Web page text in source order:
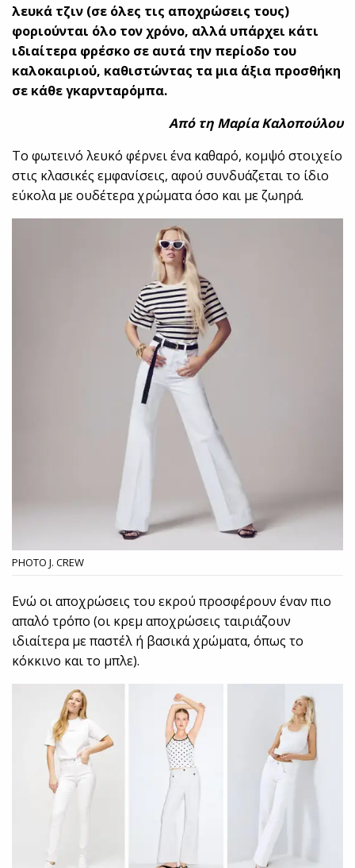
λευκά τζιν (σε όλες τις αποχρώσεις τους)
φοριούνται όλο τον χρόνο, αλλά υπάρχει κάτι
ιδιαίτερα φρέσκο ​​σε αυτά την περίοδο του
καλοκαιριού, καθιστώντας τα μια άξια προσθήκη
σε κάθε γκαρνταρόμπα.
Από τη Μαρία Καλοπούλου
Το φωτεινό λευκό φέρνει ένα καθαρό, κομψό στοιχείο
στις κλασικές εμφανίσεις, αφού συνδυάζεται το ίδιο
εύκολα με ουδέτερα χρώματα όσο και με ζωηρά.
PHOTO J. CREW
Ενώ οι αποχρώσεις του εκρού προσφέρουν έναν πιο
απαλό τρόπο (οι κρεμ αποχρώσεις ταιριάζουν
ιδιαίτερα με παστέλ ή βασικά χρώματα, όπως το
κόκκινο και το μπλε).